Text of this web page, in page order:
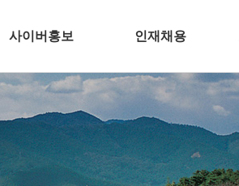
사이버홍보
언론 속 경남기업
분양뉴스
CI
BI
인재채용
채용정보
인사/교육/복리후생
채용FAQ